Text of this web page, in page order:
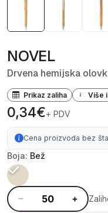
NOVEL
Drvena hemijska
Prikaz zaliha Više
0,34€+ PDV
Cena proizvoda bez
Boja: Bež